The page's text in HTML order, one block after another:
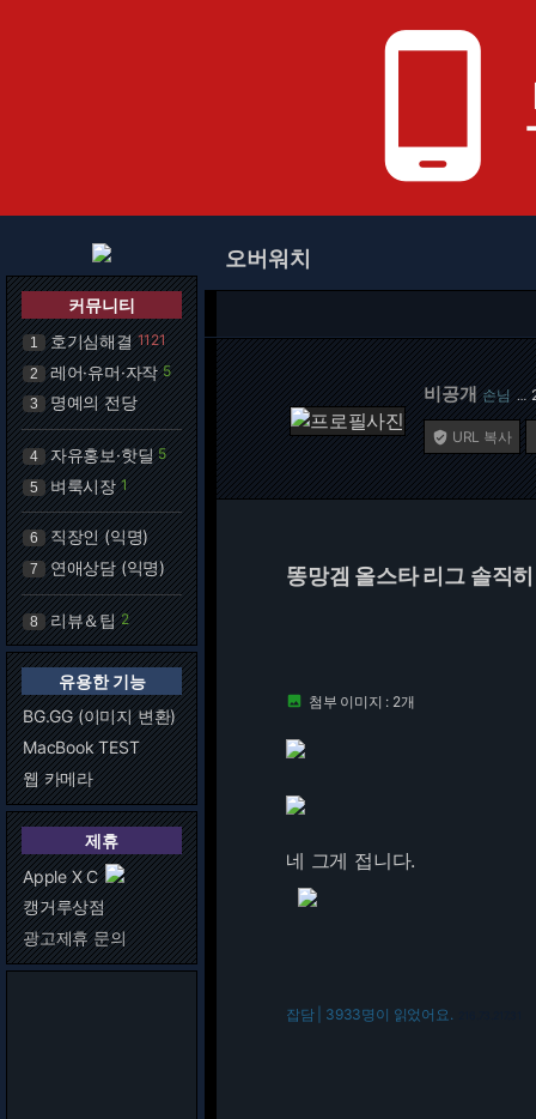
phone_android
커뮤니티
1 호기심해결 1121
2 레어·유머·자작 5
3 명예의 전당
4 자유홍보·핫딜 5
5 벼룩시장 1
6 직장인 (익명)
7 연애상담 (익명)
8 리뷰＆팁 2
유용한 기능
BG.GG (이미지 변환)
MacBook TEST
웹 카메라
제휴
Apple X C
캥거루상점
광고제휴 문의
오버워치
비공개 손님 …
 URL 복사
똥망겜 올스타 리그 솔직
 첨부 이미지 : 2개
네 그게 접니다.
잡담 | 3933명이 읽었어요.